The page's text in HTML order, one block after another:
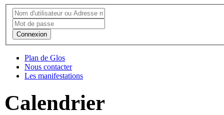
Connexion
Plan de Glos
Nous contacter
Les manifestations
Calendrier